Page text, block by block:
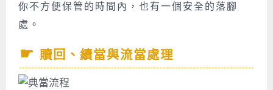
你不方便保管的時間內，也有一個安全的落腳
處。
贖回、續當與流當處理